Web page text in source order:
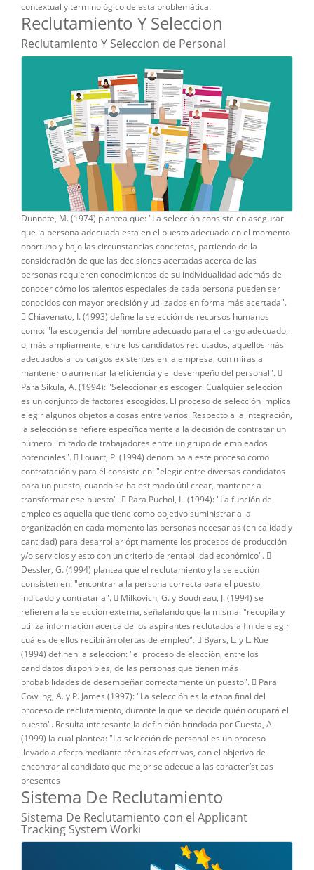
contextual y terminológico de esta problemática.
Reclutamiento Y Seleccion
Reclutamiento Y Seleccion de Personal
Dunnete, M. (1974) plantea que: "La selección consiste en asegurar
que la persona adecuada esta en el puesto adecuado en el momento
oportuno y bajo las circunstancias concretas, partiendo de la
consideración de que las decisiones acertadas acerca de las
personas requieren conocimientos de su individualidad además de
conocer cómo los talentos especiales de cada persona pueden ser
conocidos con mayor precisión y utilizados en forma más acertada".
 Chiavenato, I. (1993) define la selección de recursos humanos
como: "la escogencia del hombre adecuado para el cargo adecuado,
o, más ampliamente, entre los candidatos reclutados, aquellos más
adecuados a los cargos existentes en la empresa, con miras a
mantener o aumentar la eficiencia y el desempeño del personal". 
Para Sikula, A. (1994): "Seleccionar es escoger. Cualquier selección
es un conjunto de factores escogidos. El proceso de selección implica
elegir algunos objetos a cosas entre varios. Respecto a la integración,
la selección se refiere específicamente a la decisión de contratar un
número limitado de trabajadores entre un grupo de empleados
potenciales".  Louart, P. (1994) denomina a este proceso como
contratación y para él consiste en: "elegir entre diversas candidatos
para un puesto, cuando se ha estimado útil crear, mantener a
transformar ese puesto".  Para Puchol, L. (1994): "La función de
empleo es aquella que tiene como objetivo suministrar a la
organización en cada momento las personas necesarias (en calidad y
cantidad) para desarrollar óptimamente los procesos de producción
y/o servicios y esto con un criterio de rentabilidad económico". 
Dessler, G. (1994) plantea que el reclutamiento y la selección
consisten en: "encontrar a la persona correcta para el puesto
indicado y contratarla".  Milkovich, G. y Boudreau, J. (1994) se
refieren a la selección externa, señalando que la misma: "recopila y
utiliza información acerca de los aspirantes reclutados a fin de elegir
cuáles de ellos recibirán ofertas de empleo".  Byars, L. y L. Rue
(1994) definen la selección: "el proceso de elección, entre los
candidatos disponibles, de las personas que tienen más
probabilidades de desempeñar correctamente un puesto".  Para
Cowling, A. y P. James (1997): "La selección es la etapa final del
proceso de reclutamiento, durante la que se decide quién ocupará el
puesto". Resulta interesante la definición brindada por Cuesta, A.
(1999) la cual plantea: "La selección de personal es un proceso
llevado a efecto mediante técnicas efectivas, can el objetivo de
encontrar al candidato que mejor se adecue a las características
presentes
Sistema De Reclutamiento
Sistema De Reclutamiento con el Applicant
Tracking System Worki